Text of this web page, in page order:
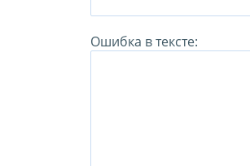
Ошибка в тексте: